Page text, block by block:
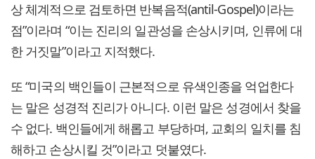
상 체계적으로 검토하면 반복음적(antil-Gospel)이라는
점”이라며 “이는 진리의 일관성을 손상시키며, 인류에 대
한 거짓말”이라고 지적했다.
또 “미국의 백인들이 근본적으로 유색인종을 억업한다
는 말은 성경적 진리가 아니다. 이런 말은 성경에서 찾을
수 없다. 백인들에게 해롭고 부당하며, 교회의 일치를 침
해하고 손상시킬 것”이라고 덧붙였다.